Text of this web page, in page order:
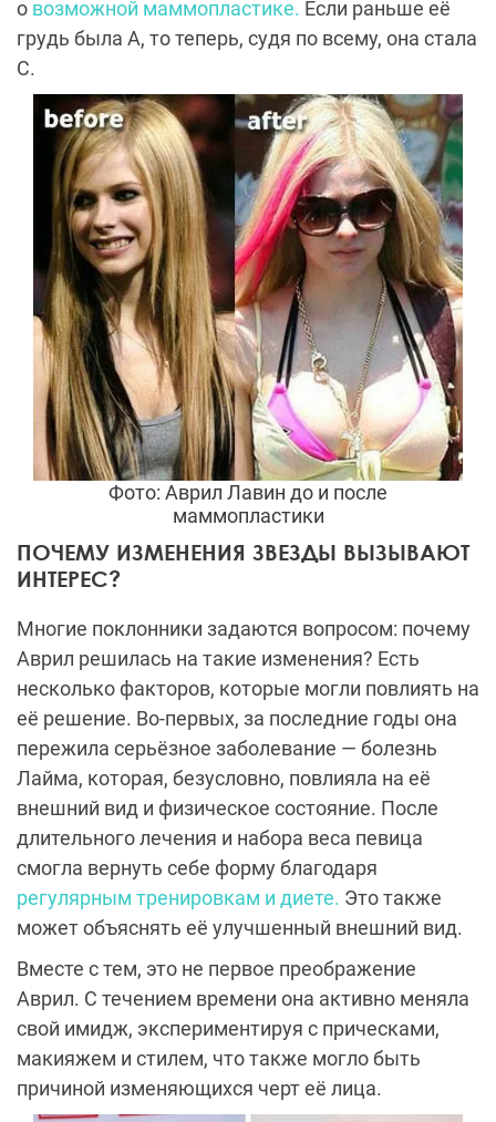
о возможной маммопластике. Если раньше её
грудь была A, то теперь, судя по всему, она стала
C.
Фото: Аврил Лавин до и после
маммопластики
ПОЧЕМУ ИЗМЕНЕНИЯ ЗВЕЗДЫ ВЫЗЫВАЮТ
ИНТЕРЕС?
Многие поклонники задаются вопросом: почему
Аврил решилась на такие изменения? Есть
несколько факторов, которые могли повлиять на
её решение. Во-первых, за последние годы она
пережила серьёзное заболевание — болезнь
Лайма, которая, безусловно, повлияла на её
внешний вид и физическое состояние. После
длительного лечения и набора веса певица
смогла вернуть себе форму благодаря
регулярным тренировкам и диете. Это также
может объяснять её улучшенный внешний вид.
Вместе с тем, это не первое преображение
Аврил. С течением времени она активно меняла
свой имидж, экспериментируя с прическами,
макияжем и стилем, что также могло быть
причиной изменяющихся черт её лица.